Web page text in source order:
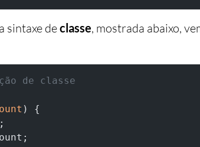
sintaxe declasse, mostrada abaixo,
de classe
) {